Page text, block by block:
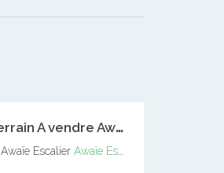
T
errain A vendre Awaïe Escalier
Awaïe EscalierAwaïe Escalier